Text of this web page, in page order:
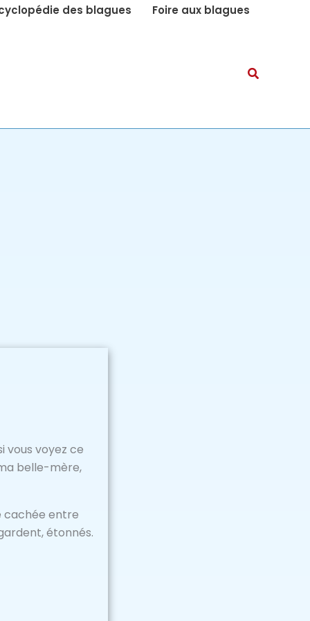
des blagues Foire aux blagues
vous voyez ce
belle-mère,
cachée entre
étonnés.